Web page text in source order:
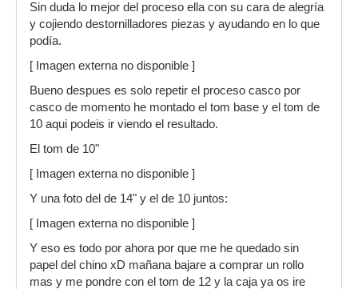
Sin duda lo mejor del proceso ella con su cara de alegría
y cojiendo destornilladores piezas y ayudando en lo que
podía.
[ Imagen externa no disponible ]
Bueno despues es solo repetir el proceso casco por
casco de momento he montado el tom base y el tom de
10 aqui podeis ir viendo el resultado.
El tom de 10"
[ Imagen externa no disponible ]
Y una foto del de 14" y el de 10 juntos:
[ Imagen externa no disponible ]
Y eso es todo por ahora por que me he quedado sin
papel del chino xD mañana bajare a comprar un rollo
mas y me pondre con el tom de 12 y la caja ya os ire